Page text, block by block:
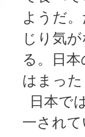
ようだ
じり気
る。日
はまった
日本で
一され